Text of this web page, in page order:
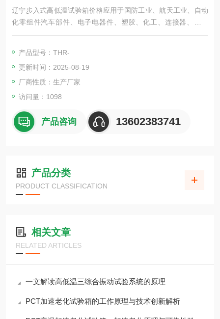
辽宁步入式高低温试验箱价格应用于国防工业、航天工业、自动
化零组件汽车部件、电子电器件、塑胶、化工、连接器、锂电
池、太阳能光伏组件及相关产品之耐热、耐寒测试，为产业界提
试产品量多、体积大之试验设备。
产品型号：THR-
更新时间：2025-08-19
厂商性质：生产厂家
访问量：1098
产品咨询 13602383741
产品分类
PRODUCT CLASSIFICATION
相关文章
RELATED ARTICLES
一文解读高低温三综合振动试验系统的原理
PCT加速老化试验箱的工作原理与技术创新解析